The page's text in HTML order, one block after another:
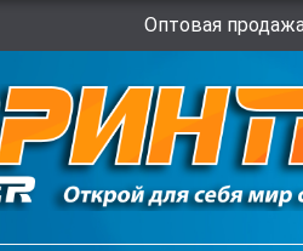
Оптовая